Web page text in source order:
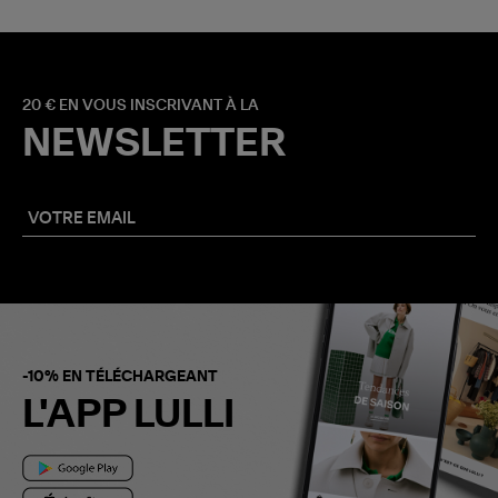
20 € EN VOUS INSCRIVANT À LA
NEWSLETTER
-10% EN TÉLÉCHARGEANT
L'APP LULLI